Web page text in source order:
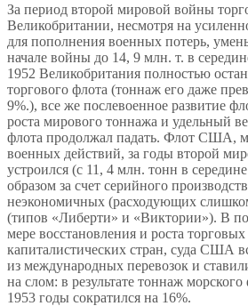
За период второй мировой войны
Великобритании, несмотря на
для пополнения военных потерь,
начале войны до 14, 9 млн. т. в
1952 Великобритания полностью
торгового флота (тоннаж его даже
9%.), все же послевоенное развитие
роста мирового тоннажа и удельный
флота продолжал падать. Флот США,
военных действий, за годы второй
устроился (с 11, 4 млн. тонн в
образом за счет серийного
неэкономичных (расходующих
(типов «Либерти» и «Виктории»). В
мере восстановления и роста
капиталистических стран, суда США
из международных перевозок и
на слом: в результате тоннаж
1953 годы сократился на 16%.